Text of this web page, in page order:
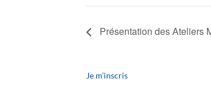
Présentation des Ateliers
Je m’inscris